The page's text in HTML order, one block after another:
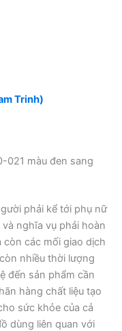
Trinh)
021 màu đen sang
phải kể tới phụ nữ
nghĩa vụ phải hoàn
các mối giao dịch
nhiều thời lượng
đến sản phẩm cần
hàng chất liệu tạo
sức khỏe của cả
dùng liên quan với